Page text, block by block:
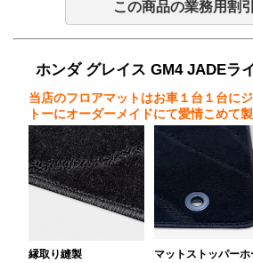
この商品の業務用割
ホンダ グレイス GM4 JADEラ
当店のフロアマットはお車１台１台に
トーにオーダーメイドにて愛情こめて
縁取り縫製 マットストッパーホ